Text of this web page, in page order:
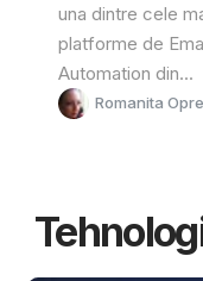
una dintre cele
platforme de
Automation din...
Romanita